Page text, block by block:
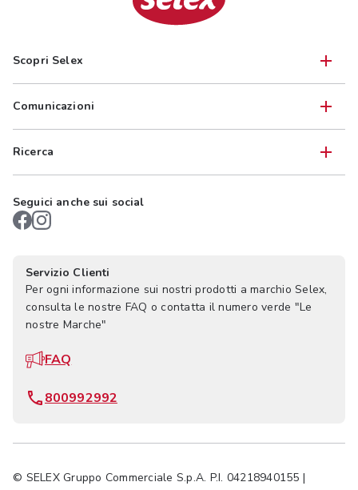
Scopri Selex
Comunicazioni
Ricerca
Seguici anche sui social
Servizio Clienti
Per ogni informazione sui nostri prodotti a marchio Selex,
consulta le nostre FAQ o contatta il numero verde "Le
nostre Marche"
FAQ
800992992
© SELEX Gruppo Commerciale S.p.A. P.I. 04218940155 |